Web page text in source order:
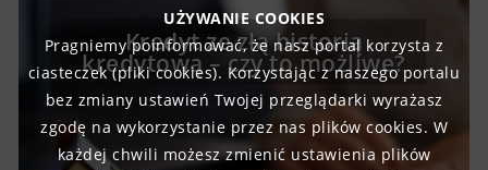
Kredyt ze złą historią
kredytową – czy to możliwe?
UŻYWANIE COOKIES
Pragniemy poinformować, że nasz portal korzysta z
ciasteczek (pliki cookies). Korzystając z naszego portalu
bez zmiany ustawień Twojej przeglądarki wyrażasz
zgodę na wykorzystanie przez nas plików cookies. W
każdej chwili możesz zmienić ustawienia plików